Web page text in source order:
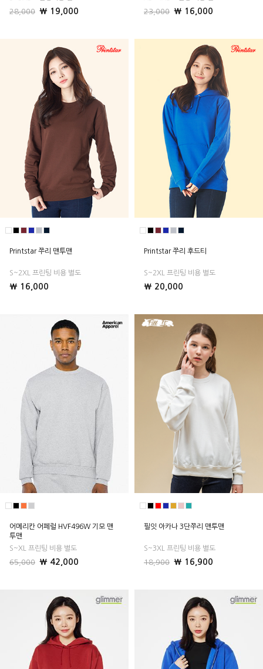
28,000 ₩ 19,000 23,000 ₩ 16,000
Printstar 쭈리 맨투맨
S~2XL 프린팅 비용 별도
₩ 16,000
Printstar 쭈리 후드티
S~2XL 프린팅 비용 별도
₩ 20,000
어메리칸 어페럴 HVF496W 기모 맨
투맨
S~XL 프린팅 비용 별도
65,000 ₩ 42,000
필잇 아카나 3단쭈리 맨투맨
S~3XL 프린팅 비용 별도
18,900 ₩ 16,900